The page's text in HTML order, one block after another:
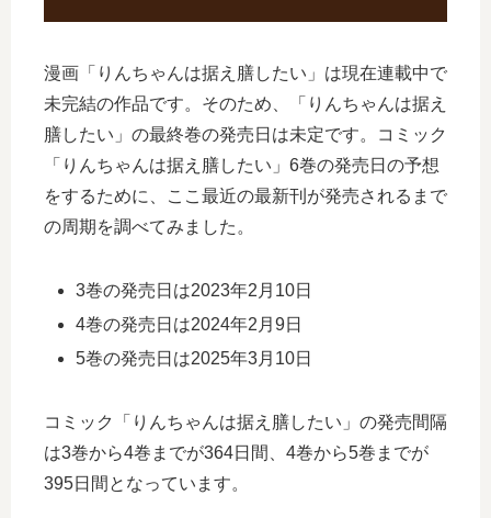
漫画「りんちゃんは据え膳したい」は現在連載中で
未完結の作品です。そのため、「りんちゃんは据え
膳したい」の最終巻の発売日は未定です。コミック
「りんちゃんは据え膳したい」6巻の発売日の予想
をするために、ここ最近の最新刊が発売されるまで
の周期を調べてみました。
3巻の発売日は2023年2月10日
4巻の発売日は2024年2月9日
5巻の発売日は2025年3月10日
コミック「りんちゃんは据え膳したい」の発売間隔
は3巻から4巻までが364日間、4巻から5巻までが
395日間となっています。